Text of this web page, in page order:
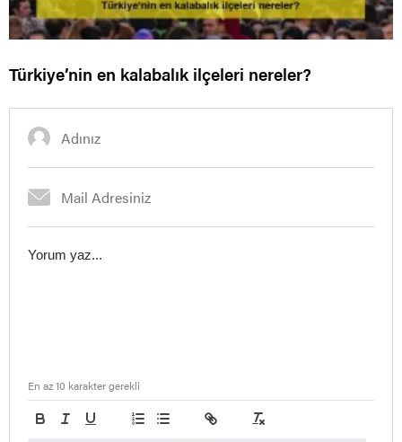
Türkiye’nin en kalabalık ilçeleri nereler?
En az 10 karakter gerekli